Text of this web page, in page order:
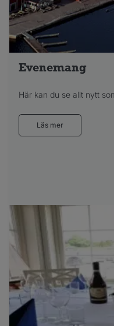
Evenemang
Här kan du se allt nytt
Läs mer